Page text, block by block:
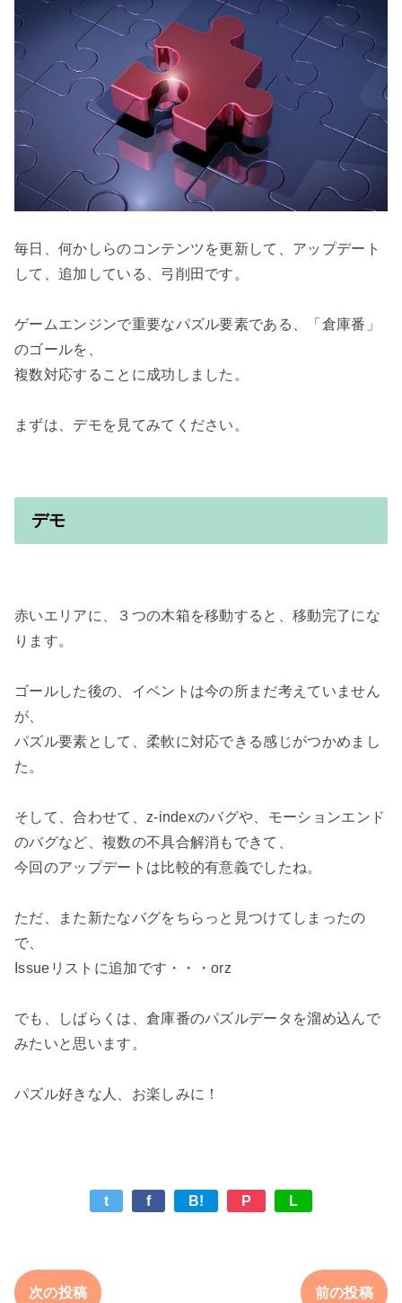
毎日、何かしらのコンテンツを更新して、アップデート
して、追加している、弓削田です。
ゲームエンジンで重要なパズル要素である、「倉庫番」
のゴールを、
複数対応することに成功しました。
デモ
赤いエリアに、３つの木箱を移動すると、移動完了にな
ります。
ゴールした後の、イベントは今の所まだ考えていません
が、
パズル要素として、柔軟に対応できる感じがつかめまし
た。
そして、合わせて、z-indexのバグや、モーションエンド
のバグなど、複数の不具合解消もできて、
今回のアップデートは比較的有意義でしたね。
ただ、また新たなバグをちらっと見つけてしまったの
で、
Issueリストに追加です・・・orz
でも、しばらくは、倉庫番のパズルデータを溜め込んで
みたいと思います。
t f B! P L
次の投稿 前の投稿